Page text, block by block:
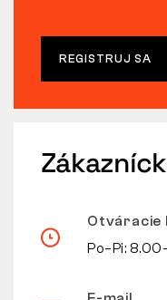
REGISTRUJ SA
Otváracie
Po–Pi: